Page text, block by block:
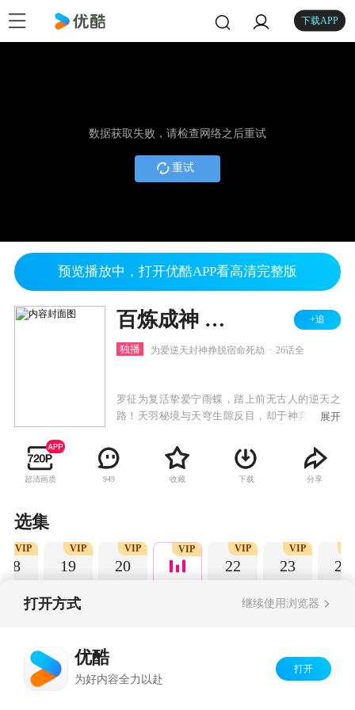
下载APP
数据获取失败，请检查网络之后重试
重试
预览播放中，打开优酷APP看高清完整版
百炼成神 第三季 +追
独播 为爱逆天封神挣脱宿命死劫 26话全
罗征为复活挚爱宁雨蝶，踏上前无古人的逆天之
路！天羽秘境与天穹生隙反目，却于神弃塔下并
由己。飞升上界的罗征，势要挣脱天命枷锁，终
成寰宇唯一无命人……然而，天命之外的死劫正
展开
超清画质 949 收藏 下载 分享
选集
18
VIP
19
VIP
20
VIP VIP
22
VIP
23
VIP
24
打开方式 继续使用浏览器
优酷
为好内容全力以赴
打开